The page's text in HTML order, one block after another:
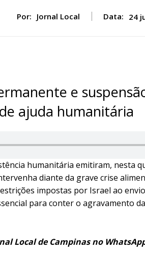
Por: Jornal Local Data: 24
e
ajuda humanitária
humanitária emitiram, nesta
diante da grave crise
impostas por Israel ao
para conter o agravamento
Local de Campinas no